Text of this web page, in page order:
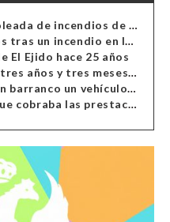
Detenido el autor de una oleada de incendios de contenedores en Almería
Madre e hijo hospitalizados tras un incendio en la cocina de una vivienda en Almería
El Ejido hace 25 años
Confirmada la condena de tres años y tres meses al hombre de Antas acusado de xenofobia
Cinco heridos al caer por un barranco un vehículo en Alcolea
Detenido un matrimonio que cobraba las prestaciones de ilegales en Almería, Granada, Málaga, Huelva y Murcia